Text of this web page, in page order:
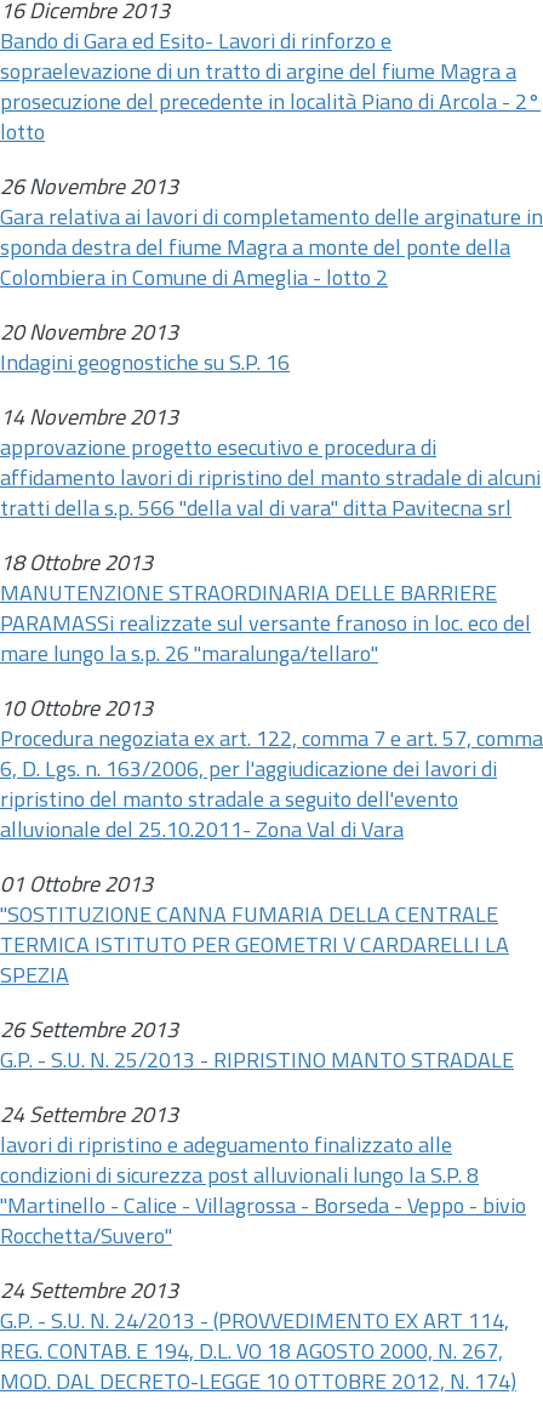
16 Dicembre 2013
Bando di Gara ed Esito- Lavori di rinforzo e
sopraelevazione di un tratto di argine del fiume Magra a
prosecuzione del precedente in località Piano di Arcola - 2°
lotto
26 Novembre 2013
Gara relativa ai lavori di completamento delle arginature in
sponda destra del fiume Magra a monte del ponte della
Colombiera in Comune di Ameglia - lotto 2
20 Novembre 2013
Indagini geognostiche su S.P. 16
14 Novembre 2013
approvazione progetto esecutivo e procedura di
affidamento lavori di ripristino del manto stradale di alcuni
tratti della s.p. 566 "della val di vara" ditta Pavitecna srl
18 Ottobre 2013
MANUTENZIONE STRAORDINARIA DELLE BARRIERE
PARAMASSi realizzate sul versante franoso in loc. eco del
mare lungo la s.p. 26 "maralunga/tellaro"
10 Ottobre 2013
Procedura negoziata ex art. 122, comma 7 e art. 57, comma
6, D. Lgs. n. 163/2006, per l'aggiudicazione dei lavori di
ripristino del manto stradale a seguito dell'evento
alluvionale del 25.10.2011- Zona Val di Vara
01 Ottobre 2013
"SOSTITUZIONE CANNA FUMARIA DELLA CENTRALE
TERMICA ISTITUTO PER GEOMETRI V CARDARELLI LA
SPEZIA
26 Settembre 2013
G.P. - S.U. N. 25/2013 - RIPRISTINO MANTO STRADALE
24 Settembre 2013
lavori di ripristino e adeguamento finalizzato alle
condizioni di sicurezza post alluvionali lungo la S.P. 8
"Martinello - Calice - Villagrossa - Borseda - Veppo - bivio
Rocchetta/Suvero"
24 Settembre 2013
G.P. - S.U. N. 24/2013 - (PROVVEDIMENTO EX ART 114,
REG. CONTAB. E 194, D.L. VO 18 AGOSTO 2000, N. 267,
MOD. DAL DECRETO-LEGGE 10 OTTOBRE 2012, N. 174)